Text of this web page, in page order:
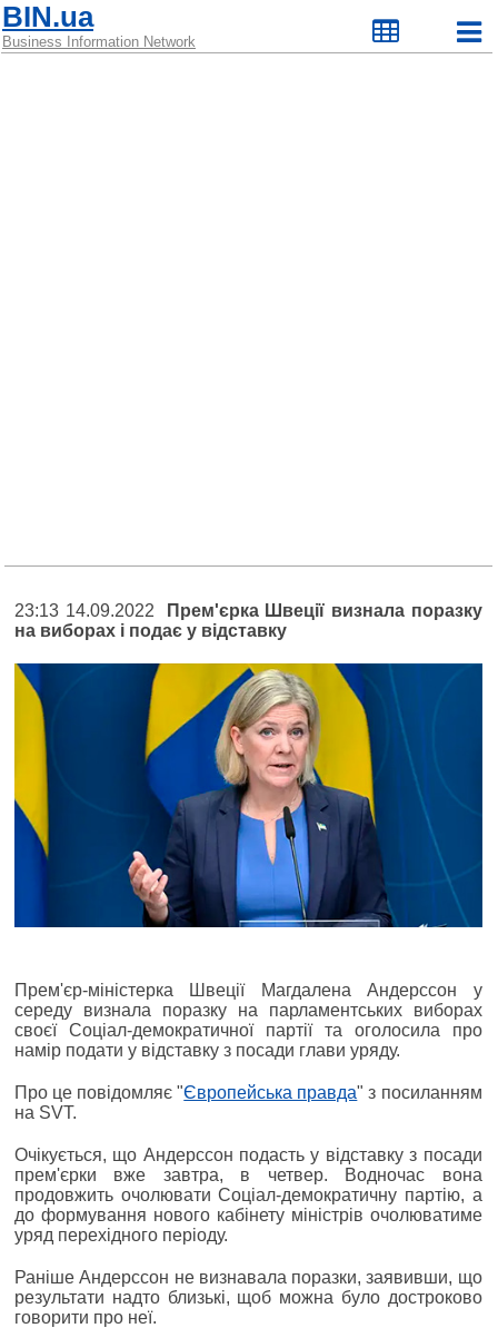
BIN.ua
Business Information Network
23:13 14.09.2022
Прем'єрка Швеції визнала поразку
на виборах і подає у відставку
Прем'єр-міністерка Швеції Магдалена Андерссон у
середу визнала поразку на парламентських виборах
своєї Соціал-демократичної партії та оголосила про
намір подати у відставку з посади глави уряду.
Про це повідомляє "Європейська правда" з посиланням
на SVT.
Очікується, що Андерссон подасть у відставку з посади
прем'єрки вже завтра, в четвер. Водночас вона
продовжить очолювати Соціал-демократичну партію, а
до формування нового кабінету міністрів очолюватиме
уряд перехідного періоду.
Раніше Андерссон не визнавала поразки, заявивши, що
результати надто близькі, щоб можна було достроково
говорити про неї.